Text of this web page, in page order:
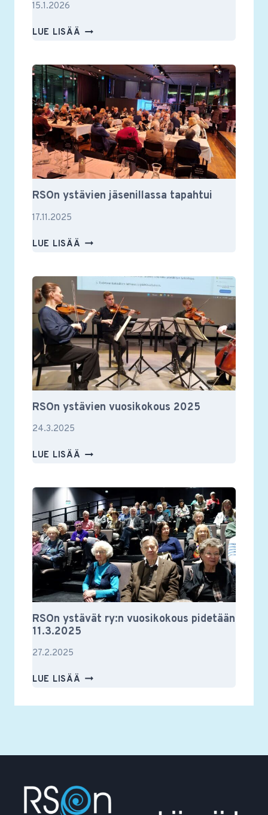
15.1.2026
LUE LISÄÄ MUUSIKKOTAPAAMISESSA
MUSIIKISTA
MUUSTAKIN
RSOn ystävien jäsenillassa tapahtui
17.11.2025
LUE LISÄÄ RSON
TAPAHTUI
RSOn ystävien vuosikokous 2025
24.3.2025
LUE LISÄÄ RSON
2025
RSOn ystävät ry:n vuosikokous pidetään
11.3.2025
27.2.2025
LUE LISÄÄ RSON
RY:N